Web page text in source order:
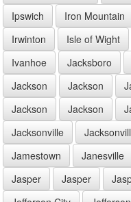
Ipswich
Iron Mountain
Irwinton
Isle of Wight
Ivanhoe
Jacksboro
Jackson
Jackson
Jackson
Jackson
Jacksonville
Jamestown
Janesville
Jasper
Jasper